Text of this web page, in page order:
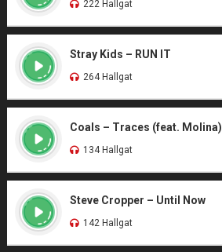
222 Hallgat
Stray Kids – RUN IT
264 Hallgat
Coals – Traces (feat. Molina)
134 Hallgat
Steve Cropper – Until Now
142 Hallgat